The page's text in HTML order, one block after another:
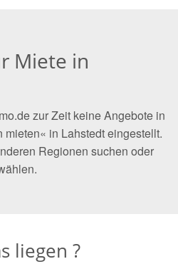
Miete in
zur Zeit keine Angebote in
in Lahstedt eingestellt.
Regionen suchen oder
liegen ?